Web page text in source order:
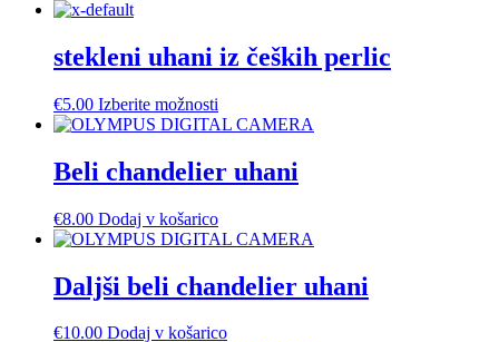
stekleni uhani iz čeških perlic
€5.00 Izberite možnosti
izdelek
različic.
lahko
izberete
strani
izdelka
Beli chandelier uhani
€8.00 Dodaj v košarico
Daljši beli chandelier uhani
€10.00 Dodaj v košarico